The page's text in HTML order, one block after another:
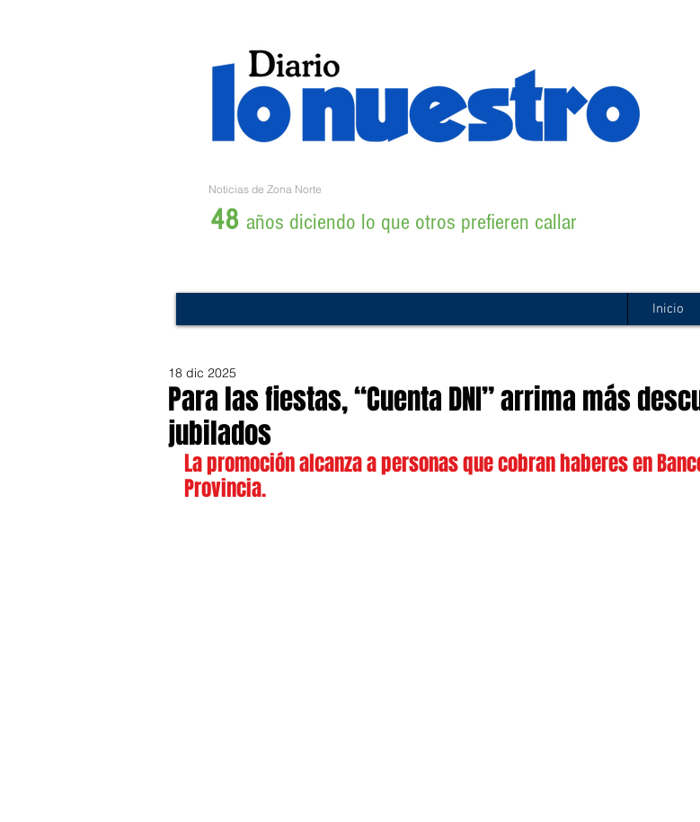
Noticias de Zona Norte
48 años diciendo lo que otros prefieren callar
Inicio
Para las fiestas, “Cuenta DNI” arrima más
jubilados
18 dic 2025
La promoción alcanza a personas que cobran haberes en
Provincia.